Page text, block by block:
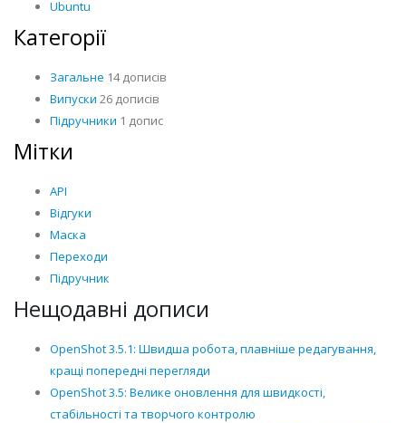
Ubuntu
Категорії
Загальне 14 дописів
Випуски 26 дописів
Підручники 1 допис
Мітки
API
Відгуки
Маска
Переходи
Підручник
Нещодавні дописи
OpenShot 3.5.1: Швидша робота, плавніше редагування,
кращі попередні перегляди
OpenShot 3.5: Велике оновлення для швидкості,
стабільності та творчого контролю